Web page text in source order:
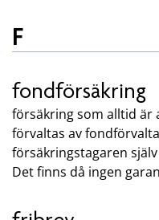
F
fondförsäkring
försäkring som alltid är
förvaltas av
försäkringstagaren
Det finns då ingen